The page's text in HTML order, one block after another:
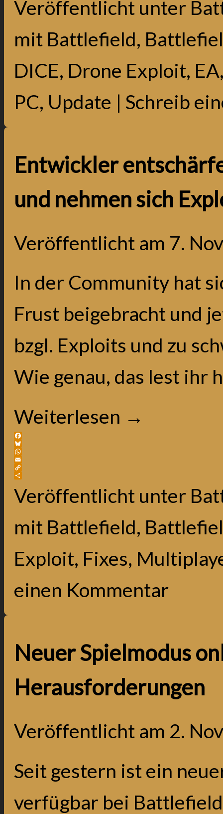
Veröffentlicht unter
mit Battlefield,
DICE, Drone Exploit, EA
PC, Update | Schreib
Entwickler
und nehmen sich
Veröffentlicht am 7.
In der Community hat
Frust beigebracht und
bzgl. Exploits und zu
Wie genau, das lest ihr
Weiterlesen →
Facebook
Bluesky
WhatsApp
Email
Copy
Veröffentlicht unter
mit Battlefield,
Exploit, Fixes,
einen Kommentar
Neuer Spielmodus
Herausforderungen
Veröffentlicht am 2.
Seit gestern ist ein
verfügbar bei